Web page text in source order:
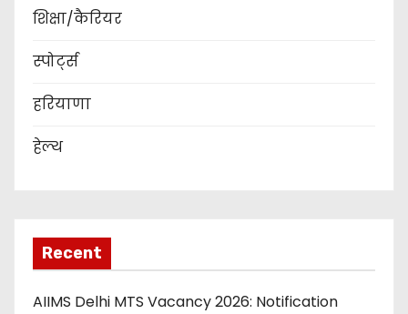
शिक्षा/कैरियर
स्पोर्ट्स
हरियाणा
हेल्थ
Recent
AIIMS Delhi MTS Vacancy 2026: Notification